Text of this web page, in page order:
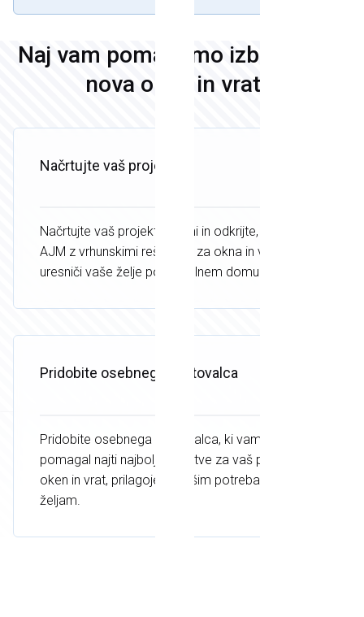
Naj vam pomagamo izbrati vaša
nova okna in vrata!
Načrtujte vaš projekt
Načrtujte vaš projekt z nami in odkrijte, kako lahko
AJM z vrhunskimi rešitvami za okna in vrata
uresniči vaše želje po popolnem domu.
Pridobite osebnega svetovalca
Pridobite osebnega svetovalca, ki vam bo
pomagal najti najboljše rešitve za vaš projekt
oken in vrat, prilagojene vašim potrebam in
željam.